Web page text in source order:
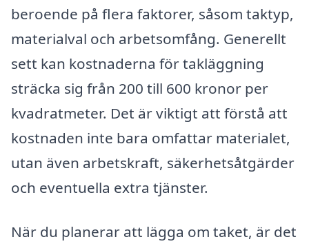
beroende på flera faktorer, såsom taktyp,
materialval och arbetsomfång. Generellt
sett kan kostnaderna för takläggning
sträcka sig från 200 till 600 kronor per
kvadratmeter. Det är viktigt att förstå att
kostnaden inte bara omfattar materialet,
utan även arbetskraft, säkerhetsåtgärder
och eventuella extra tjänster.
När du planerar att lägga om taket, är det